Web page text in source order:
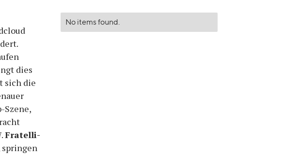
dies
sich die
Szene,
Fratelli-
springen
No items found.